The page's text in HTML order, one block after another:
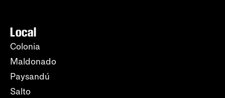
Local
Colonia
Maldonado
Paysandú
Salto